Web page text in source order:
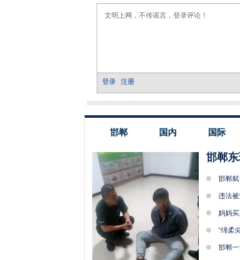
邯郸 国内 国际
邯郸
邯郸
违法
妈妈
“绵柔
邯郸